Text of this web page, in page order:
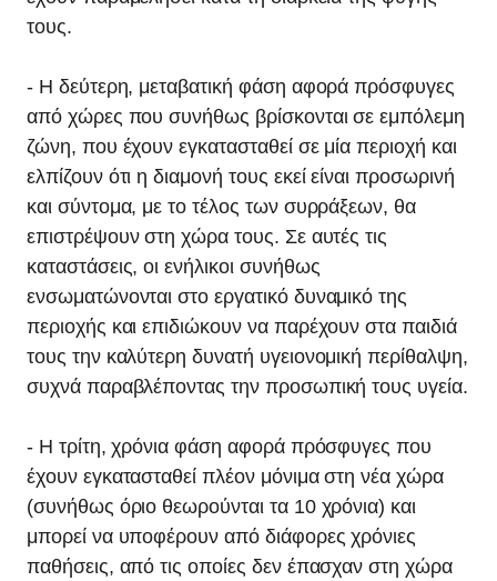
τους.
- Η δεύτερη, μεταβατική φάση αφορά πρόσφυγες
από χώρες που συνήθως βρίσκονται σε εμπόλεμη
ζώνη, που έχουν εγκατασταθεί σε μία περιοχή και
ελπίζουν ότι η διαμονή τους εκεί είναι προσωρινή
και σύντομα, με το τέλος των συρράξεων, θα
επιστρέψουν στη χώρα τους. Σε αυτές τις
καταστάσεις, οι ενήλικοι συνήθως
ενσωματώνονται στο εργατικό δυναμικό της
περιοχής και επιδιώκουν να παρέχουν στα παιδιά
τους την καλύτερη δυνατή υγειονομική περίθαλψη,
συχνά παραβλέποντας την προσωπική τους υγεία.
- Η τρίτη, χρόνια φάση αφορά πρόσφυγες που
έχουν εγκατασταθεί πλέον μόνιμα στη νέα χώρα
(συνήθως όριο θεωρούνται τα 10 χρόνια) και
μπορεί να υποφέρουν από διάφορες χρόνιες
παθήσεις, από τις οποίες δεν έπασχαν στη χώρα